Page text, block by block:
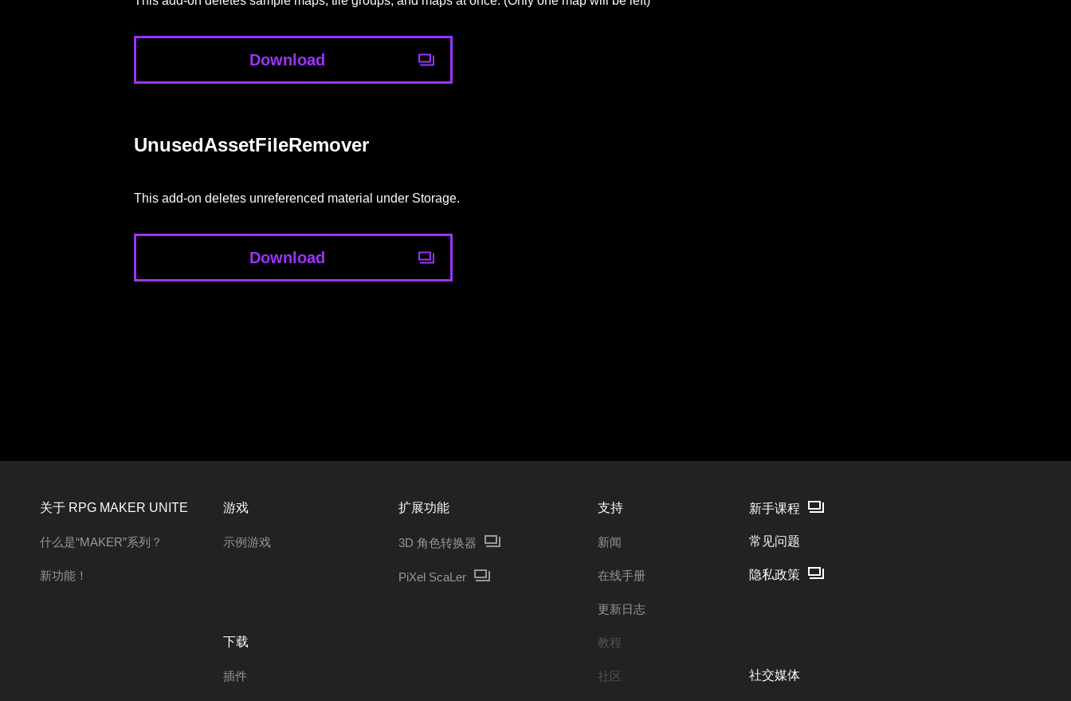
Download
UnusedAssetFileRemover
This add-on deletes unreferenced material under Storage.
Download
关于 RPG MAKER UNITE
什么是“MAKER”系列？
新功能！
游戏
示例游戏
下载
插件
扩展功能
3D 角色转换器
PiXel ScaLer
支持
新闻
在线手册
更新日志
教程
社区
新手课程
常见问题
隐私政策
社交媒体